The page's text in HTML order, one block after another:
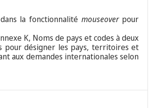
la fonctionnalité mouseoverpour
K, Noms de pays et codes à deux
pour désigner les pays, territoires et
aux demandes internationales selon